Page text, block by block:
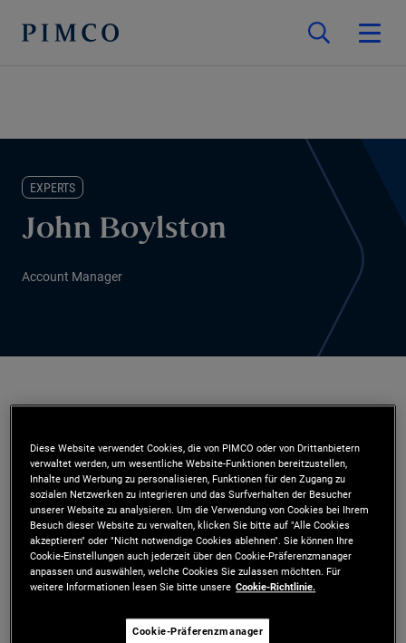
EXPERTS
John Boylston
Account Manager
manager in the London office focusing on clients
in the Nordic region. Prior to joining PIMCO in
2018, he was a FICC analyst and relationship
manager at Bloomberg LP, covering North
American commodity clients. Previously, he was a
Global Academic Fellow at NYU Abu Dhabi. He has
Diese Website verwendet Cookies, die von PIMCO oder von Drittanbietern
verwaltet werden, um wesentliche Website-Funktionen bereitzustellen,
Inhalte und Werbung zu personalisieren, Funktionen für den Zugang zu
sozialen Netzwerken zu integrieren und das Surfverhalten der Besucher
unserer Website zu analysieren. Um die Verwendung von Cookies bei Ihrem
Besuch dieser Website zu verwalten, klicken Sie bitte auf "Alle Cookies
akzeptieren" oder "Nicht notwendige Cookies ablehnen". Sie können Ihre
Cookie-Einstellungen auch jederzeit über den Cookie-Präferenzmanager
anpassen und auswählen, welche Cookies Sie zulassen möchten. Für
weitere Informationen lesen Sie bitte unsere Cookie-Richtlinie.
Cookie-Präferenzmanager